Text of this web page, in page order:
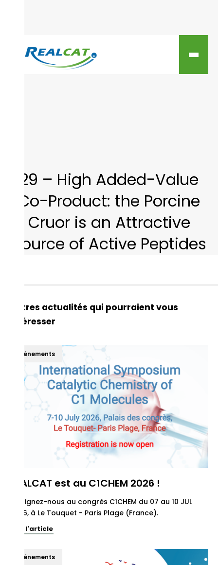
29 – High Added-Value
Co-Product: the Porcine
Cruor is an Attractive
Source of Active Peptides
Autres actualités qui pourraient vous
intéresser
Événements
REALCAT est au C1CHEM 2026 !
Rejoignez-nous au congrès C1CHEM du 07 au 10 JUL
2026, à Le Touquet - Paris Plage (France).
Voir l'article
Événements